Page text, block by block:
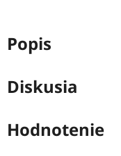
Popis
Diskusia
Hodnotenie